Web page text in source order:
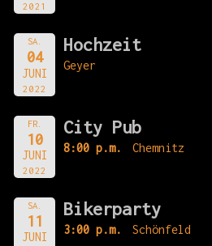
2021
SA.
04
JUNI
2022
Hochzeit
Geyer
FR.
10
JUNI
2022
City Pub
8:00 p.m. Chemnitz
SA.
11
JUNI
Bikerparty
3:00 p.m. Schönfeld